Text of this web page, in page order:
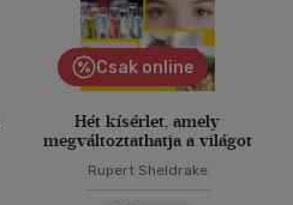
Csak online
Hét kísérlet, amely
megváltoztathatja a világot
Rupert Sheldrake